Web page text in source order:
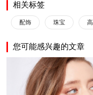
相关标签
配饰 珠宝
您可能感兴趣的文章